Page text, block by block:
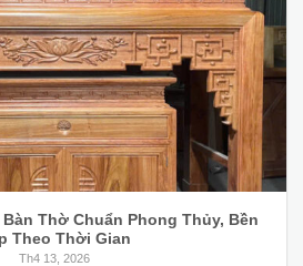
Thờ Chuẩn Phong Thủy, Bền
Theo Thời Gian
Th4 13, 2026